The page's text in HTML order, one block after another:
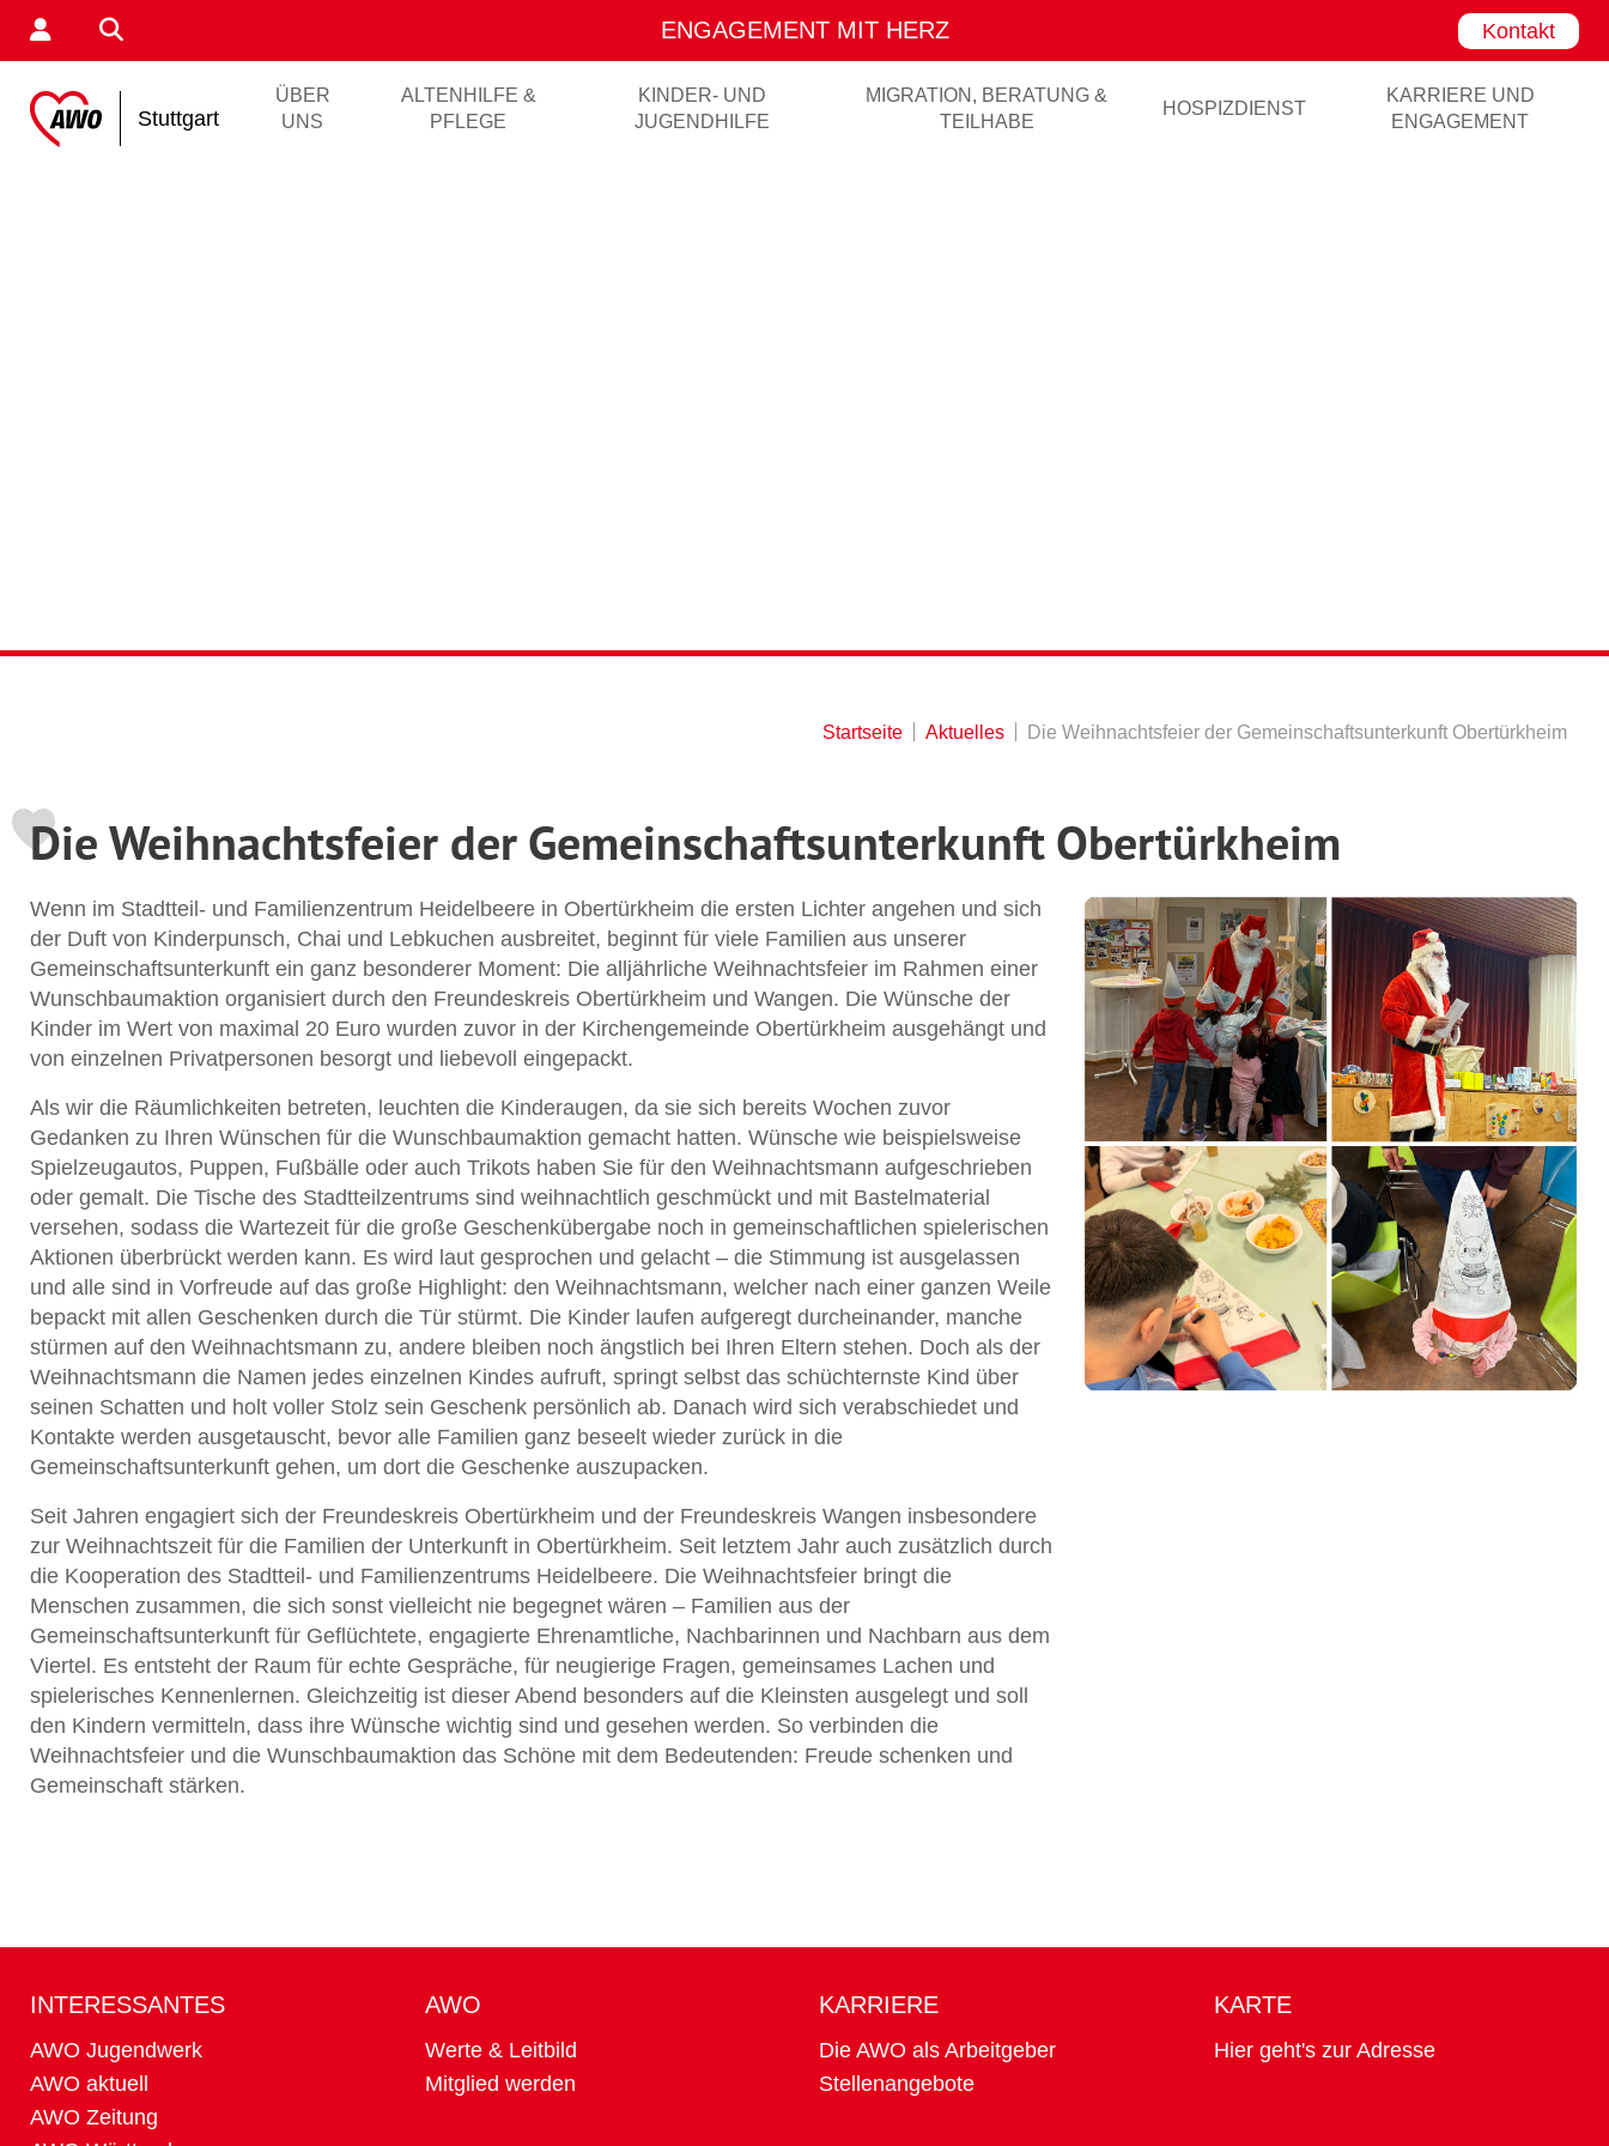
ENGAGEMENT MIT HERZ Kontakt
Stuttgart
ÜBER
UNS
ALTENHILFE &
PFLEGE
KINDER- UND
JUGENDHILFE
MIGRATION, BERATUNG &
TEILHABE
HOSPIZDIENST
KARRIERE UND
ENGAGEMENT
Startseite Aktuelles Die Weihnachtsfeier der Gemeinschaftsunterkunft Obertürkheim
Die Weihnachtsfeier der Gemeinschaftsunterkunft Obertürkheim
Wenn im Stadtteil- und Familienzentrum Heidelbeere in Obertürkheim die ersten Lichter angehen und sich
der Duft von Kinderpunsch, Chai und Lebkuchen ausbreitet, beginnt für viele Familien aus unserer
Gemeinschaftsunterkunft ein ganz besonderer Moment: Die alljährliche Weihnachtsfeier im Rahmen einer
Wunschbaumaktion organisiert durch den Freundeskreis Obertürkheim und Wangen. Die Wünsche der
Kinder im Wert von maximal 20 Euro wurden zuvor in der Kirchengemeinde Obertürkheim ausgehängt und
von einzelnen Privatpersonen besorgt und liebevoll eingepackt.
Als wir die Räumlichkeiten betreten, leuchten die Kinderaugen, da sie sich bereits Wochen zuvor
Gedanken zu Ihren Wünschen für die Wunschbaumaktion gemacht hatten. Wünsche wie beispielsweise
Spielzeugautos, Puppen, Fußbälle oder auch Trikots haben Sie für den Weihnachtsmann aufgeschrieben
oder gemalt. Die Tische des Stadtteilzentrums sind weihnachtlich geschmückt und mit Bastelmaterial
versehen, sodass die Wartezeit für die große Geschenkübergabe noch in gemeinschaftlichen spielerischen
Aktionen überbrückt werden kann. Es wird laut gesprochen und gelacht – die Stimmung ist ausgelassen
und alle sind in Vorfreude auf das große Highlight: den Weihnachtsmann, welcher nach einer ganzen Weile
bepackt mit allen Geschenken durch die Tür stürmt. Die Kinder laufen aufgeregt durcheinander, manche
stürmen auf den Weihnachtsmann zu, andere bleiben noch ängstlich bei Ihren Eltern stehen. Doch als der
Weihnachtsmann die Namen jedes einzelnen Kindes aufruft, springt selbst das schüchternste Kind über
seinen Schatten und holt voller Stolz sein Geschenk persönlich ab. Danach wird sich verabschiedet und
Kontakte werden ausgetauscht, bevor alle Familien ganz beseelt wieder zurück in die
Gemeinschaftsunterkunft gehen, um dort die Geschenke auszupacken.
Seit Jahren engagiert sich der Freundeskreis Obertürkheim und der Freundeskreis Wangen insbesondere
zur Weihnachtszeit für die Familien der Unterkunft in Obertürkheim. Seit letztem Jahr auch zusätzlich durch
die Kooperation des Stadtteil- und Familienzentrums Heidelbeere. Die Weihnachtsfeier bringt die
Menschen zusammen, die sich sonst vielleicht nie begegnet wären – Familien aus der
Gemeinschaftsunterkunft für Geflüchtete, engagierte Ehrenamtliche, Nachbarinnen und Nachbarn aus dem
Viertel. Es entsteht der Raum für echte Gespräche, für neugierige Fragen, gemeinsames Lachen und
spielerisches Kennenlernen. Gleichzeitig ist dieser Abend besonders auf die Kleinsten ausgelegt und soll
den Kindern vermitteln, dass ihre Wünsche wichtig sind und gesehen werden. So verbinden die
Weihnachtsfeier und die Wunschbaumaktion das Schöne mit dem Bedeutenden: Freude schenken und
Gemeinschaft stärken.
INTERESSANTES
AWO Jugendwerk
AWO aktuell
AWO Zeitung
AWO
Werte & Leitbild
Mitglied werden
KARRIERE
Die AWO als Arbeitgeber
Stellenangebote
KARTE
Hier geht's zur Adresse